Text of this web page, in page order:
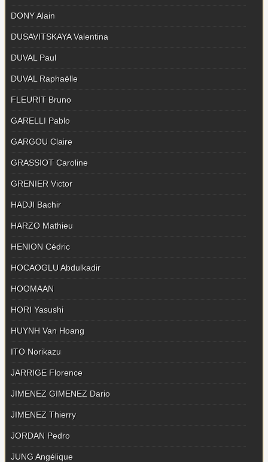
DONY Alain
DUSAVITSKAYA Valentina
DUVAL Paul
DUVAL Raphaëlle
FLEURIT Bruno
GARELLI Pablo
GARGOU Claire
GRASSIOT Caroline
GRENIER Victor
HADJI Bachir
HARZO Mathieu
HENION Cédric
HOCAOGLU Abdulkadir
HOOMAAN
HORI Yasushi
HUYNH Van Hoang
ITO Norikazu
JARRIGE Florence
JIMENEZ GIMENEZ Dario
JIMENEZ Thierry
JORDAN Pedro
JUNG Angélique